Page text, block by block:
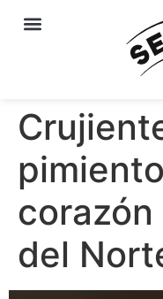
del